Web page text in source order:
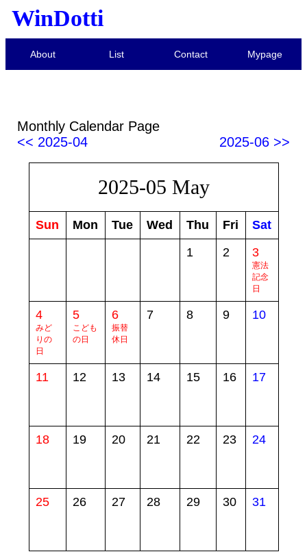
WinDotti
About List Contact Mypage
Monthly Calendar Page
<< 2025-04
2025-06 >>
2025-05 May
Sun Mon Tue Wed Thu Fri
Sat
1
2 3
憲法
記念
日
4
みど
りの
日
5
こども
の日
6
振替
休日
7 8 9 10
11 12 13 14 15 16 17
18 19 20 21 22 23 24
25 26 27 28 29 30 31